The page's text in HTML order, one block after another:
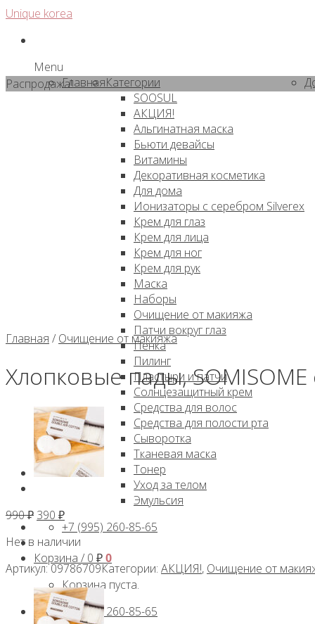
Skip
content
Unique korea
Menu
ГлавнаяКатегории
SOOSUL
АКЦИЯ!
Альгинатная маска
Бьюти девайсы
Витамины
Декоративная косметика
Для дома
Ионизаторы с серебром Silverex
Крем для глаз
Крем для лица
Крем для ног
Крем для рук
Маска
Наборы
Очищение от макияжа
Патчи вокруг глаз
Пенка
Пилинг
Пластыри и патчи
Солнцезащитный крем
Средства для волос
Средства для полости рта
Сыворотка
Тканевая маска
Тонер
Уход за телом
Эмульсия
+7 (995) 260-85-65
Корзина / 0 ₽0
Корзина пуста.
+7 (995) 260-85-65
Распродажа!
Главная / Очищение от макияжа
Хлопковые пады,
990₽ Первоначальная
цена
составляла
990 ₽.
390 ₽Текущая
цена:
390 ₽.
Нет в наличии
Артикул:09786709Категории: АКЦИЯ!, Очищение от